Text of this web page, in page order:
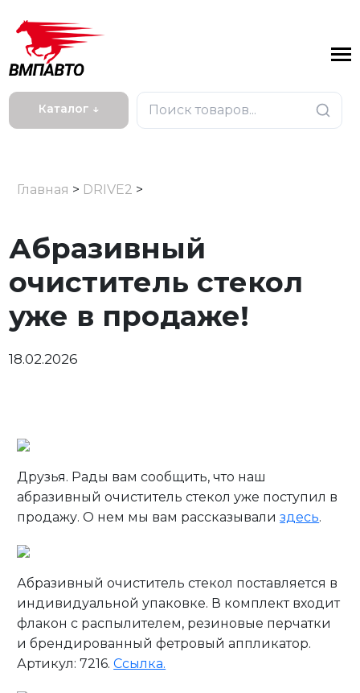
Каталог ↓
Главная > DRIVE2 >
Абразивный
очиститель стекол
уже в продаже!
18.02.2026
Друзья. Рады вам сообщить, что наш
абразивный очиститель стекол уже поступил в
продажу. О нем мы вам рассказывализдесь.
Абразивный очиститель стекол поставляется в
индивидуальной упаковке. В комплект входит
флакон с распылителем, резиновые перчатки
и брендированный фетровый аппликатор.
Артикул: 7216.Ссылка.